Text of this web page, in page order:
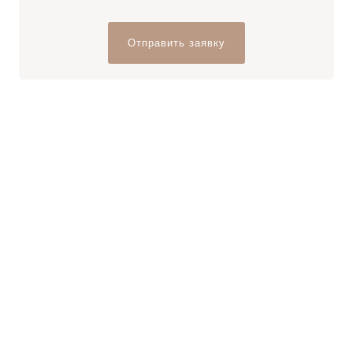
Отправить заявку